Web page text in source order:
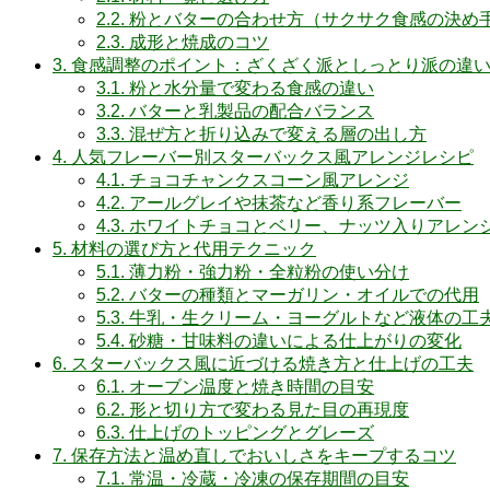
2.2. 粉とバターの合わせ方（サクサク食感の決め
2.3. 成形と焼成のコツ
3. 食感調整のポイント：ざくざく派としっとり派の違い
3.1. 粉と水分量で変わる食感の違い
3.2. バターと乳製品の配合バランス
3.3. 混ぜ方と折り込みで変える層の出し方
4. 人気フレーバー別スターバックス風アレンジレシピ
4.1. チョコチャンクスコーン風アレンジ
4.2. アールグレイや抹茶など香り系フレーバー
4.3. ホワイトチョコとベリー、ナッツ入りアレン
5. 材料の選び方と代用テクニック
5.1. 薄力粉・強力粉・全粒粉の使い分け
5.2. バターの種類とマーガリン・オイルでの代用
5.3. 牛乳・生クリーム・ヨーグルトなど液体の工
5.4. 砂糖・甘味料の違いによる仕上がりの変化
6. スターバックス風に近づける焼き方と仕上げの工夫
6.1. オーブン温度と焼き時間の目安
6.2. 形と切り方で変わる見た目の再現度
6.3. 仕上げのトッピングとグレーズ
7. 保存方法と温め直しでおいしさをキープするコツ
7.1. 常温・冷蔵・冷凍の保存期間の目安